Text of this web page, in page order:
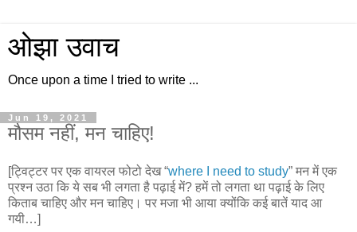
ओझा उवाच
Once upon a time I tried to write ...
Jun 19, 2021
मौसम नहीं, मन चाहिए!
[ट्विट्टर पर एक वायरल फोटो देख “where I need to study” मन में एक
प्रश्न उठा कि ये सब भी लगता है पढ़ाई में? हमें तो लगता था पढ़ाई के लिए
किताब चाहिए और मन चाहिए। पर मजा भी आया क्योंकि कई बातें याद आ
गयी…]